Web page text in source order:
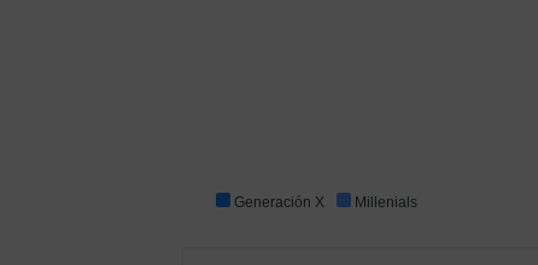
Generación X Millenials